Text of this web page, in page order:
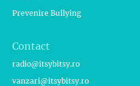
Prevenire Bullying
Contact
radio@itsybitsy.ro
vanzari@itsybitsy.ro